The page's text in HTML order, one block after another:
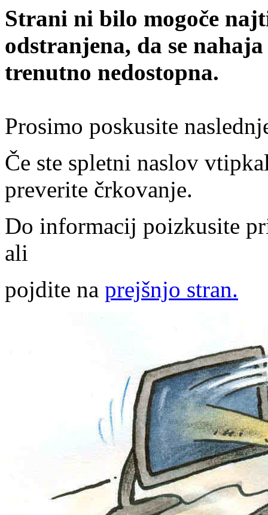
Strani ni bilo mogoče
odstranjena, da se
trenutno nedostopna.
Prosimo poskusite
Če ste spletni naslov
preverite črkovanje.
Do informacij poizkusite
ali
pojdite na prejšnjo stran.